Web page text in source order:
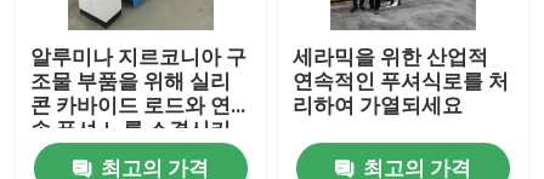
알루미나 지르코니아 구
조물 부품을 위해 실리
콘 카바이드 로드와 연
속 푸셔 노를 소결시키
는 고온
최고의 가격
세라믹을 위한 산업적
연속적인 푸셔식로를 처
리하여 가열되세요
최고의 가격